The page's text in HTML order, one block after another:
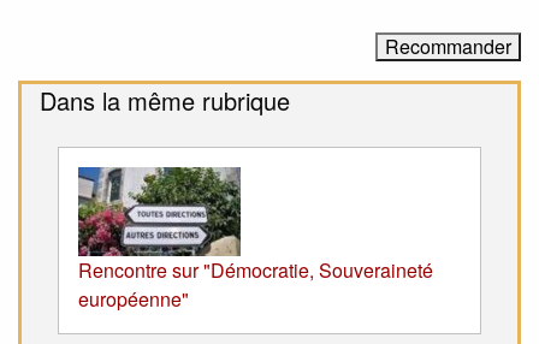
Dans la même rubrique
Rencontre sur "Démocratie, Souveraineté
européenne"